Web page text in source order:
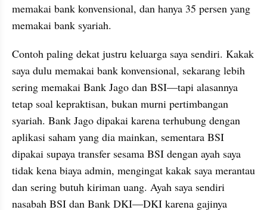
memakai bank konvensional, dan hanya 35 persen yang
memakai bank syariah.
Contoh paling dekat justru keluarga saya sendiri. Kakak
saya dulu memakai bank konvensional, sekarang lebih
sering memakai Bank Jago dan BSI—tapi alasannya
tetap soal kepraktisan, bukan murni pertimbangan
syariah. Bank Jago dipakai karena terhubung dengan
aplikasi saham yang dia mainkan, sementara BSI
dipakai supaya transfer sesama BSI dengan ayah saya
tidak kena biaya admin, mengingat kakak saya merantau
dan sering butuh kiriman uang. Ayah saya sendiri
nasabah BSI dan Bank DKI—DKI karena gajinya